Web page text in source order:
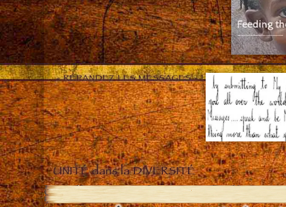
« RÉPANDEZ LES MESSAGES » !
UNITÉ dans la DIVERSITÉ